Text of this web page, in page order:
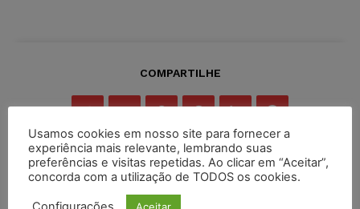
COMPARTILHE
Inscreva-se
Usamos cookies em nosso site para fornecer a
experiência mais relevante, lembrando suas
preferências e visitas repetidas. Ao clicar em “Aceitar”,
concorda com a utilização de TODOS os cookies.
Aceitar